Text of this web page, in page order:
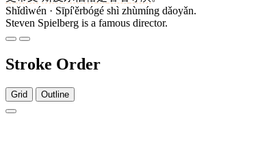
Shǐdìwén · Sīpí'ěrbógé shì zhùmíng dǎoyǎn.
Steven Spielberg is a famous director.
Stroke Order
Grid Outline